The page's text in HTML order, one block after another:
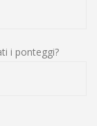
i ponteggi?